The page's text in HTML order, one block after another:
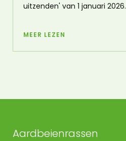
uitzenden' van 1 januari 2026.
MEER LEZEN
Aardbeienrassen